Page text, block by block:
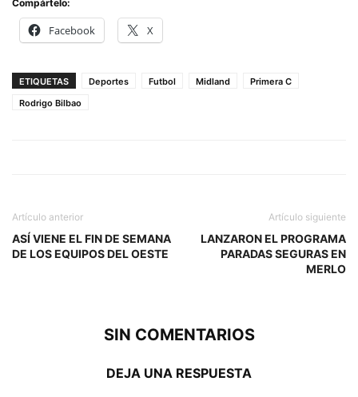
Compártelo:
Facebook X
ETIQUETAS Deportes Futbol Midland
Primera C
Rodrigo Bilbao
Artículo anterior
ASÍ VIENE EL FIN DE SEMANA
DE LOS EQUIPOS DEL OESTE
Artículo siguiente
LANZARON EL PROGRAMA
PARADAS SEGURAS EN
MERLO
SIN COMENTARIOS
DEJA UNA RESPUESTA